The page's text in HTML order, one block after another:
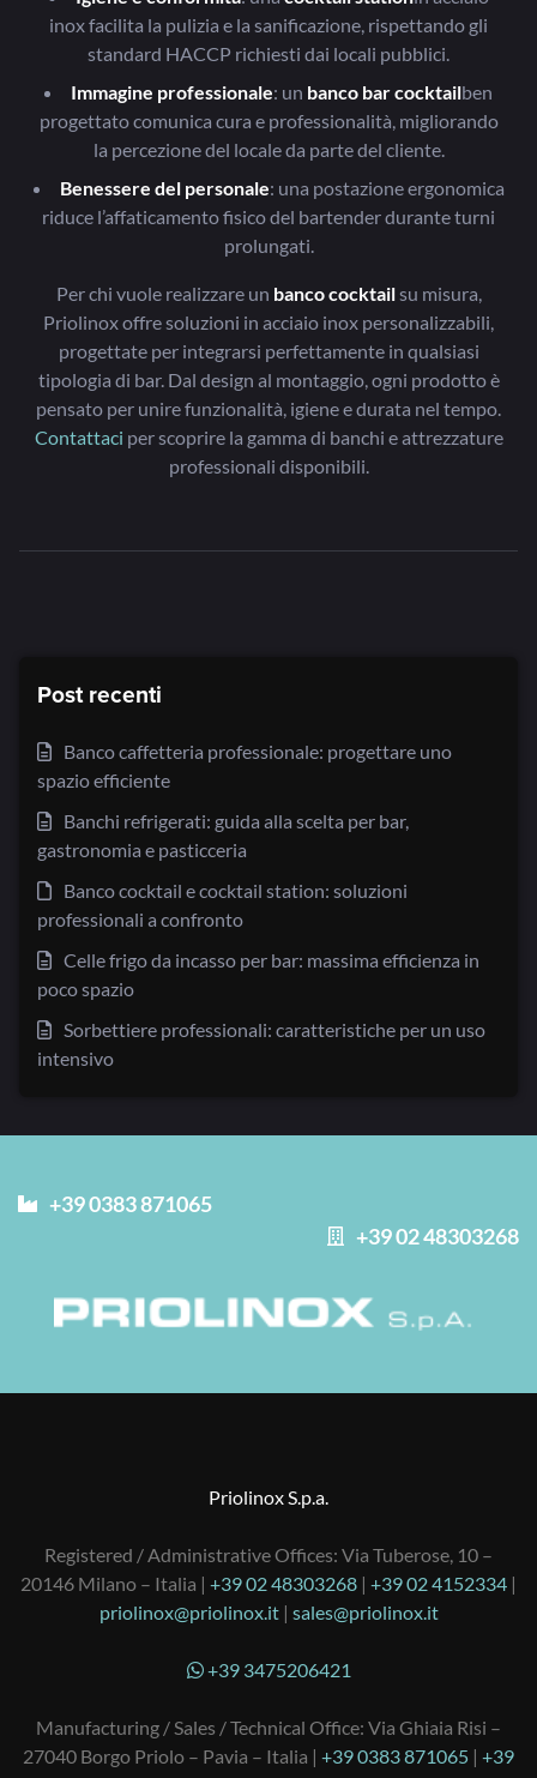
inox facilita la pulizia e la sanificazione, rispettando gli
standard HACCP richiesti dai locali pubblici.
Immagine professionale: un banco bar cocktailben
progettato comunica cura e professionalità, migliorando
la percezione del locale da parte del cliente.
Benessere del personale: una postazione ergonomica
riduce l’affaticamento fisico del bartender durante turni
prolungati.
Per chi vuole realizzare un banco cocktailsu misura,
Priolinox offre soluzioni in acciaio inox personalizzabili,
progettate per integrarsi perfettamente in qualsiasi
tipologia di bar. Dal design al montaggio, ogni prodotto è
pensato per unire funzionalità, igiene e durata nel tempo.
Contattaci per scoprire la gamma di banchi e attrezzature
professionali disponibili.
Post recenti
Banco caffetteria professionale: progettare uno
spazio efficiente
Banchi refrigerati: guida alla scelta per bar,
gastronomia e pasticceria
Banco cocktail e cocktail station: soluzioni
professionali a confronto
Celle frigo da incasso per bar: massima efficienza in
poco spazio
Sorbettiere professionali: caratteristiche per un uso
intensivo
+39 02 48303268
+39 0383 871065
Priolinox S.p.a.
Registered / Administrative Offices: Via Tuberose, 10 –
20146 Milano – Italia | +39 02 48303268 | +39 02 4152334 |
priolinox@priolinox.it| sales@priolinox.it
+39 3475206421
Manufacturing / Sales / Technical Office: Via Ghiaia Risi –
27040 Borgo Priolo – Pavia – Italia | +39 0383 871065 | +39